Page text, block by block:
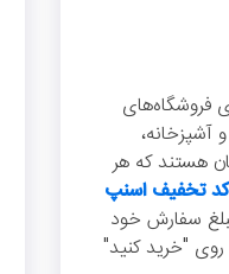
فروشگاه‌های
شامل تخفیف‌هایی تا سقف 500 هزار تومان هستند که هر
کد تخفیف اسنپ
مبلغ سفارش خود
"خرید کنید"